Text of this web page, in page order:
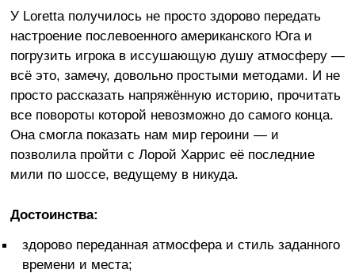
У Loretta получилось не просто здорово передать
настроение послевоенного американского Юга и
погрузить игрока в иссушающую душу атмосферу —
всё это, замечу, довольно простыми методами. И не
просто рассказать напряжённую историю, прочитать
все повороты которой невозможно до самого конца.
Она смогла показать нам мир героини — и
позволила пройти с Лорой Харрис её последние
мили по шоссе, ведущему в никуда.
Достоинства:
здорово переданная атмосфера и стиль заданного
времени и места;